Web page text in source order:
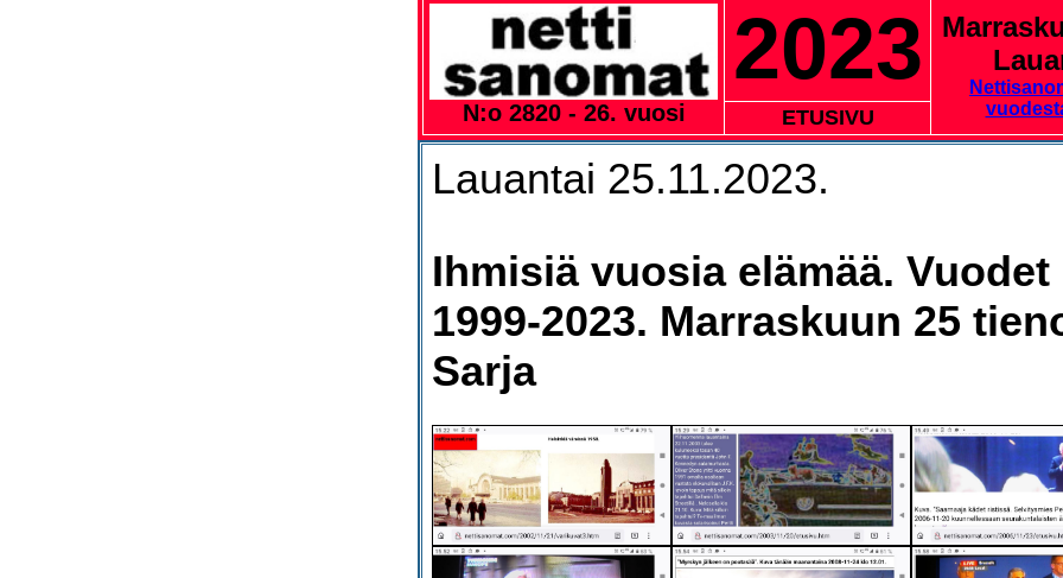
N:o 2820 - 26. vuosi
2023
ETUSIVU
Lauantai 25.11.2023.
Ihmisiä vuosia elämää. Vuodet
1999-2023. Marraskuun 25
Sarja